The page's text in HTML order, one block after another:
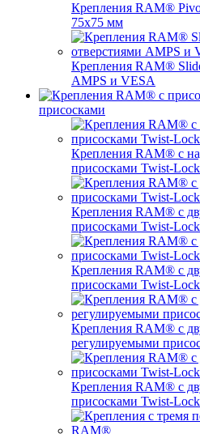
Крепления RAM®
75x75 мм
Крепления RAM®
AMPS и VESA
присосками
Крепления RAM® с
присосками Twist-
Крепления RAM® с
присосками Twist-
Крепления RAM® с
присосками Twist-
Крепления RAM® с
регулируемыми
Крепления RAM® с
присосками Twist-